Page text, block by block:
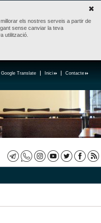
els nostres serveis a partir de
sense canviar la teva
utilització.
Contacte
Inici
Google Translate